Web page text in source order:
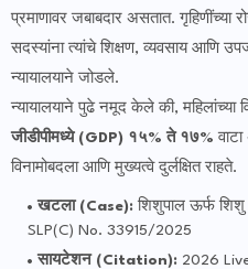
प्रमाणावर जबाबदार असतात. गृहिणींच्या
सदस्यांना त्यांचे शिक्षण, व्यवसाय आणि
न्यायालयाने जोडले.
​न्यायालयाने पुढे नमूद केले की, महिलांच्या
जीडीपीमध्ये (GDP) १५% ते १७%
विनामोबदला आणि मुख्यत्वे दुर्लक्षित राहते.
खटला (Case): शिशुपाल ऊर्फ शिशु
SLP(C) No. 33915/2025
सायटेशन (Citation): 2026